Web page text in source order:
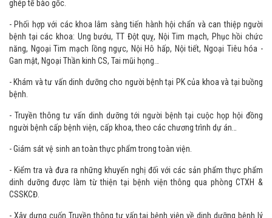
- Xây dưng thực đơn, giám sát việc cung cấp chế độ dinh dưỡng cho người
bệnh trước trong và sau khi tiến hành các kỹ thuật cao như: Ghép thận,
ghép tế bào gốc.
- Phối hợp với các khoa lâm sàng tiến hành hội chẩn và can thiệp người
bệnh tại các khoa: Ung bướu, TT Đột quỵ, Nội Tim mạch, Phục hồi chức
năng, Ngoại Tim mạch lồng ngực, Nội Hô hấp, Nội tiết, Ngoại Tiêu hóa -
Gan mật, Ngoại Thần kinh CS, Tai mũi họng…
- Khám và tư vấn dinh dưỡng cho người bệnh tại PK của khoa và tại buồng
bệnh.
- Truyền thông tư vấn dinh dưỡng tới người bệnh tại cuộc họp hội đồng
người bệnh cấp bệnh viện, cấp khoa, theo các chương trình dự án…
- Giám sát vệ sinh an toàn thực phẩm trong toàn viện.
- Kiểm tra và đưa ra những khuyến nghị đối với các sản phẩm thực phẩm
dinh dưỡng được làm từ thiện tại bệnh viện thông qua phòng CTXH &